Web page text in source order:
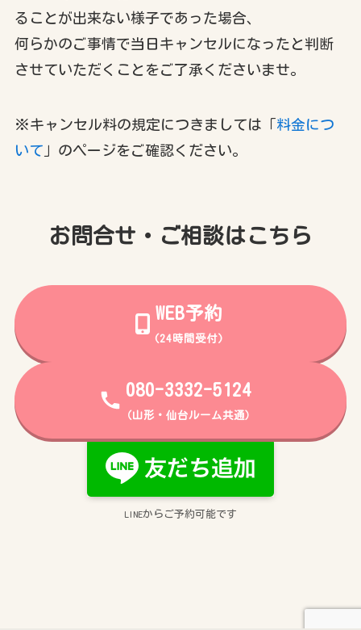
ることが出来ない様子であった場合、
何らかのご事情で当日キャンセルになったと判断
させていただくことをご了承くださいませ。
※キャンセル料の規定につきましては「料金につ
いて 」のページをご確認ください。
お問合せ・ご相談はこちら
WEB予約
(24時間受付)
080-3332-5124
（山形・仙台ルーム共通）
LINEからご予約可能です